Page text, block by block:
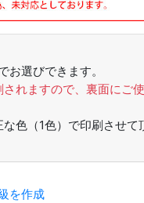
選びできます。
れますので、裏面にご
色（1色）で印刷させて
を作成